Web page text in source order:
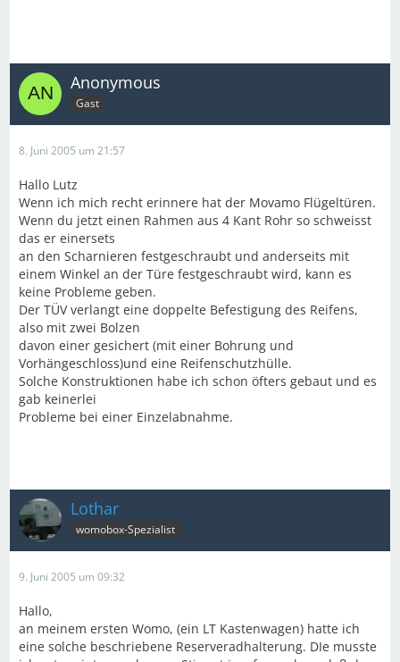
Anonymous
Gast
8. Juni 2005 um 21:57
Hallo Lutz
Wenn ich mich recht erinnere hat der Movamo Flügeltüren.
Wenn du jetzt einen Rahmen aus 4 Kant Rohr so schweisst
das er einersets
an den Scharnieren festgeschraubt und anderseits mit
einem Winkel an der Türe festgeschraubt wird, kann es
keine Probleme geben.
Der TÜV verlangt eine doppelte Befestigung des Reifens,
also mit zwei Bolzen
davon einer gesichert (mit einer Bohrung und
Vorhängeschloss)und eine Reifenschutzhülle.
Solche Konstruktionen habe ich schon öfters gebaut und es
gab keinerlei
Probleme bei einer Einzelabnahme.
Lothar
womobox-Spezialist
9. Juni 2005 um 09:32
Hallo,
an meinem ersten Womo, (ein LT Kastenwagen) hatte ich
eine solche beschriebene Reserveradhalterung. DIe musste